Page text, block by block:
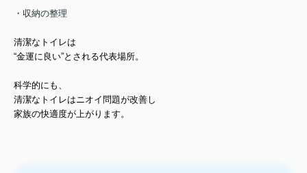
・収納の整理
清潔なトイレは
“金運に良い”とされる代表場所。
科学的にも、
清潔なトイレはニオイ問題が改善し
家族の快適度が上がります。